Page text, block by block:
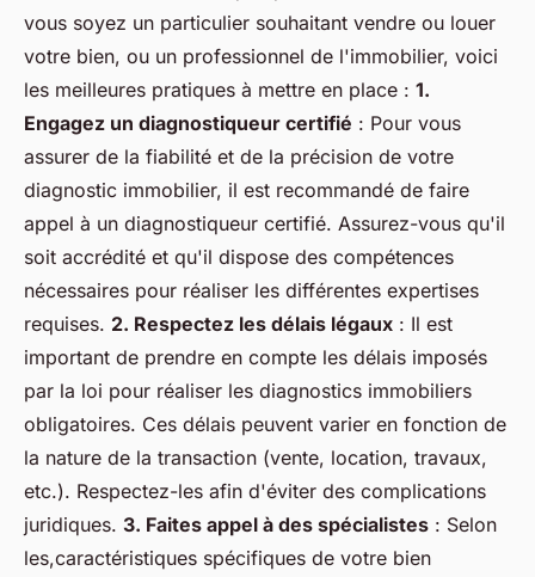
vous soyez un particulier souhaitant vendre ou louer
votre bien, ou un professionnel de l'immobilier, voici
les meilleures pratiques à mettre en place : 1.
Engagez un diagnostiqueur certifié : Pour vous
assurer de la fiabilité et de la précision de votre
diagnostic immobilier, il est recommandé de faire
appel à un diagnostiqueur certifié. Assurez-vous qu'il
soit accrédité et qu'il dispose des compétences
nécessaires pour réaliser les différentes expertises
requises. 2. Respectez les délais légaux : Il est
important de prendre en compte les délais imposés
par la loi pour réaliser les diagnostics immobiliers
obligatoires. Ces délais peuvent varier en fonction de
la nature de la transaction (vente, location, travaux,
etc.). Respectez-les afin d'éviter des complications
juridiques. 3. Faites appel à des spécialistes : Selon
les,caractéristiques spécifiques de votre bien